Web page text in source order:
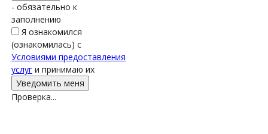
- обязательно к
заполнению
Я ознакомился
(ознакомилась) с
Условиями предоставления
услуг и принимаю их
Проверка...